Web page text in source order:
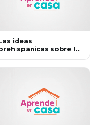
ideas
sobre la